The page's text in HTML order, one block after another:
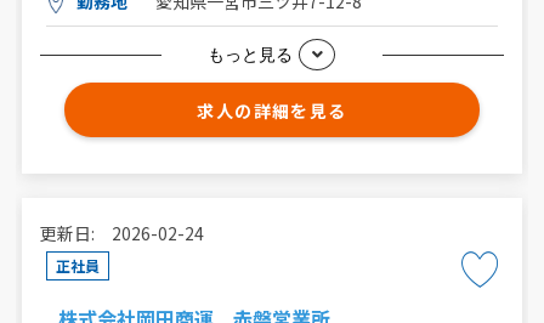
もっと見る
求人の詳細を見る
更新日: 2026-02-24
正社員